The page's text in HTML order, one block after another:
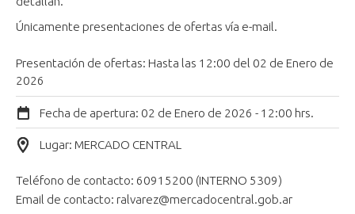
Únicamente presentaciones de ofertas vía e-mail.
Presentación de ofertas: Hasta las 12:00 del 02 de Enero de
2026
Fecha de apertura: 02 de Enero de 2026 - 12:00 hrs.
Lugar: MERCADO CENTRAL
Teléfono de contacto: 60915200 (INTERNO 5309)
Email de contacto: ralvarez@mercadocentral.gob.ar